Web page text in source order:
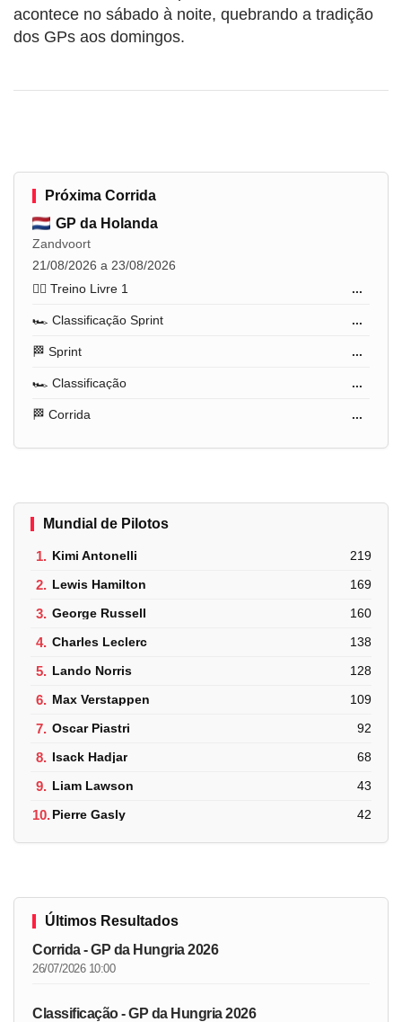
acontece no sábado à noite, quebrando a tradição
dos GPs aos domingos.
Próxima Corrida
GP da Holanda
Zandvoort
21/08/2026 a 23/08/2026
🏋️‍♂️ Treino Livre 1
...
🏎️ Classificação Sprint ...
🏁 Sprint ...
🏎️ Classificação ...
🏁 Corrida ...
Mundial de Pilotos
1. Kimi Antonelli 219
2. Lewis Hamilton 169
3. George Russell 160
4. Charles Leclerc 138
5. Lando Norris 128
6. Max Verstappen 109
7. Oscar Piastri 92
8. Isack Hadjar 68
9. Liam Lawson 43
10.Pierre Gasly 42
Últimos Resultados
Corrida - GP da Hungria 2026
26/07/2026 10:00
Classificação - GP da Hungria 2026